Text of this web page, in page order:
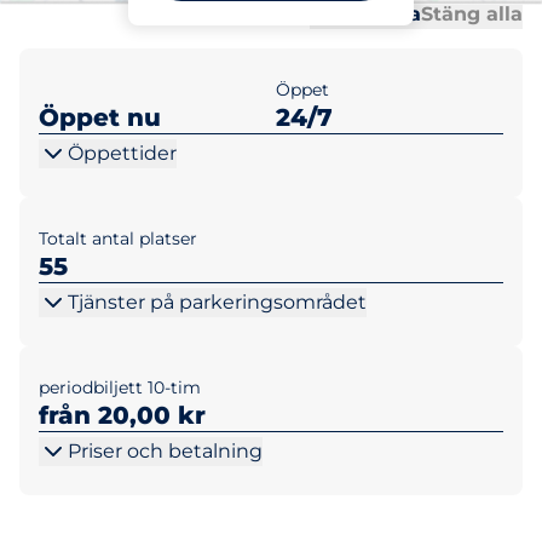
Öppna allaStäng alla
Öppet nu
Öppet
24/7
Öppettider
Totalt antal platser
55
Tjänster på parkeringsområdet
periodbiljett 10-tim
från 20,00 kr
Priser och betalning